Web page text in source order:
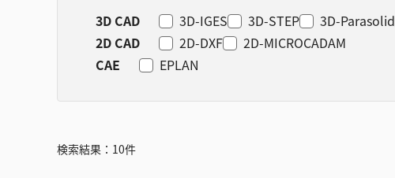
3D CAD 3D-IGES 3D-STEP 3D-Parasolid
2D CAD
2D-DXF
2D-MICROCADAM
CAE
EPLAN
検索結果： 10件